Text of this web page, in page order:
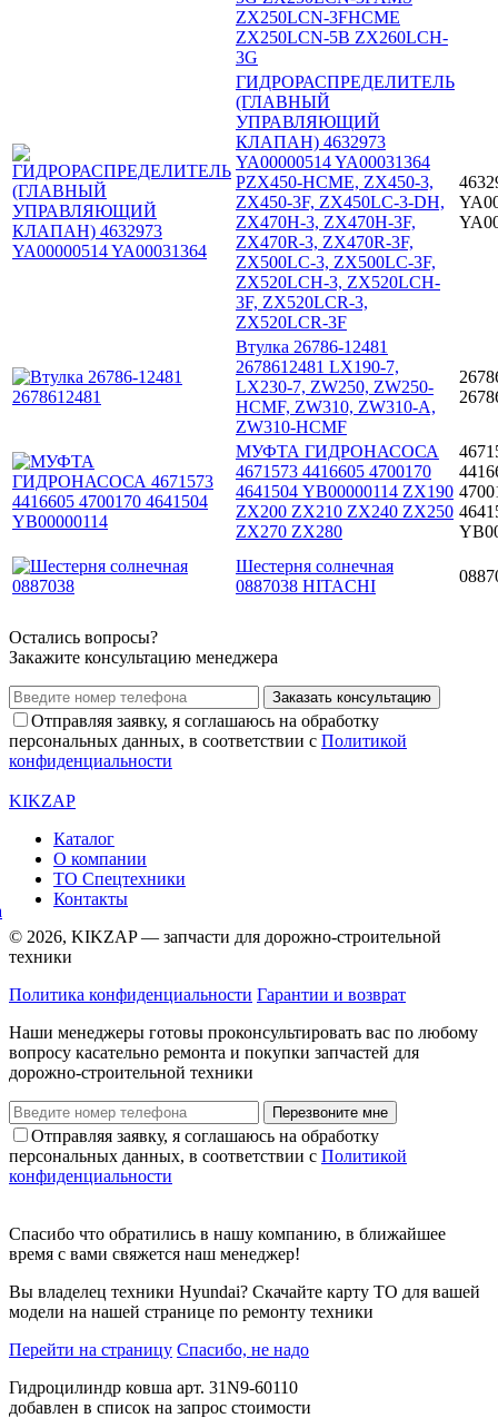
ZX250LCN-3FHCME
ZX250LCN-5B ZX260LCH-
3G
ГИДРОРАСПРЕДЕЛИТЕЛЬ
(ГЛАВНЫЙ
УПРАВЛЯЮЩИЙ
КЛАПАН) 4632973
YA00000514 YA00031364
PZX450-HCME, ZX450-3,
ZX450-3F, ZX450LC-3-DH,
ZX470H-3, ZX470H-3F,
ZX470R-3, ZX470R-3F,
ZX500LC-3, ZX500LC-3F,
ZX520LCH-3, ZX520LCH-
3F, ZX520LCR-3,
ZX520LCR-3F
Втулка 26786-12481
2678612481 LX190-7,
LX230-7, ZW250, ZW250-
HCMF, ZW310, ZW310-A,
ZW310-HCMF
МУФТА ГИДРОНАСОСА
4671573 4416605 4700170
4641504 YB00000114 ZX190
ZX200 ZX210 ZX240 ZX250
ZX270 ZX280
Шестерня солнечная
0887038 HITACHI
Остались вопросы?
Закажите консультацию менеджера
Заказать консультацию
Отправляя заявку, я соглашаюсь на обработку
персональных данных, в соответствии с Политикой
конфиденциальности
KIKZAP
Каталог
О компании
ТО Спецтехники
Контакты
© 2026, KIKZAP — запчасти для дорожно-строительной
техники
Политика конфиденциальности Гарантии и возврат
Наши менеджеры готовы проконсультировать вас по любому
вопросу касательно ремонта и покупки запчастей для
дорожно-строительной техники
Перезвоните мне
Отправляя заявку, я соглашаюсь на обработку
персональных данных, в соответствии с Политикой
конфиденциальности
Спасибо что обратились в нашу компанию, в ближайшее
время с вами свяжется наш менеджер!
Вы владелец техники Hyundai? Скачайте карту ТО для вашей
модели на нашей странице по ремонту техники
Перейти на страницу Спасибо, не надо
Гидроцилиндр ковша арт. 31N9-60110
добавлен в список на запрос стоимости